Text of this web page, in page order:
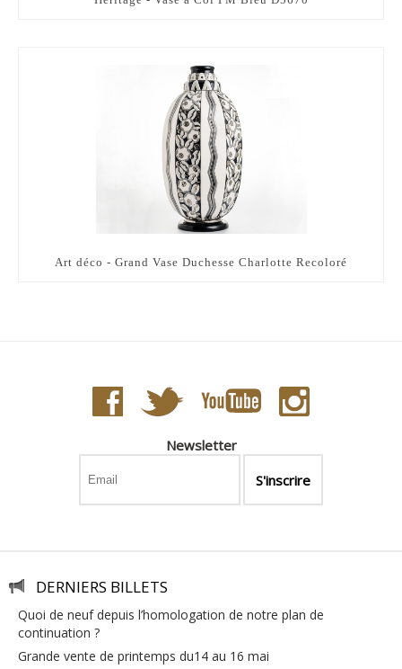
Art déco - Grand Vase Duchesse Charlotte Recoloré
Newsletter
DERNIERS BILLETS
quoi de neuf depuis l’homologation de notre plan de
continuation ?
grande vente de printemps du14 au 16 mai